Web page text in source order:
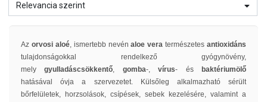
Relevancia szerint
Az orvosi aloé, ismertebb nevénaloe vera természetes antioxidáns
tulajdonságokkal rendelkező gyógynövény,
melygyulladáscsökkentő, gomba-,vírus- és
baktériumölő
hatásával óvja a szervezetet. Külsőleg alkalmazható sérült
bőrfelületek, horzsolások, csípések, sebek kezelésére, valamint a